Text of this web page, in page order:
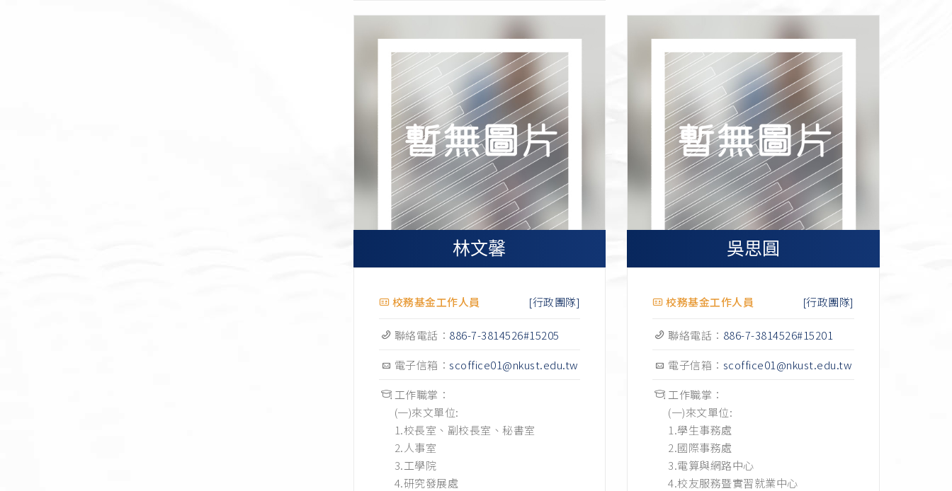
林文馨
校務基金工作人員 [行政團隊]
聯絡電話： 886-7-3814526#15205
電子信箱：scoffice01@nkust.edu.tw
工作職掌：
(一)來文單位:
1.校長室、副校長室、秘書室
2.人事室
3.工學院
4.研究發展處
吳思圓
校務基金工作人員 [行政團隊]
聯絡電話： 886-7-3814526#15201
電子信箱： scoffice01@nkust.edu.tw
工作職掌：
(一)來文單位:
1.學生事務處
2.國際事務處
3.電算與網路中心
4.校友服務暨實習就業中心